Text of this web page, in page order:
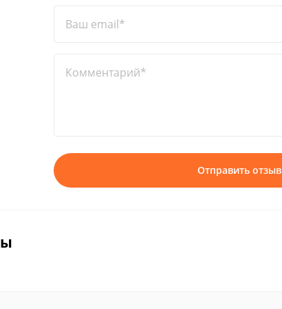
Ваш email*
Комментарий*
Отправить отзыв